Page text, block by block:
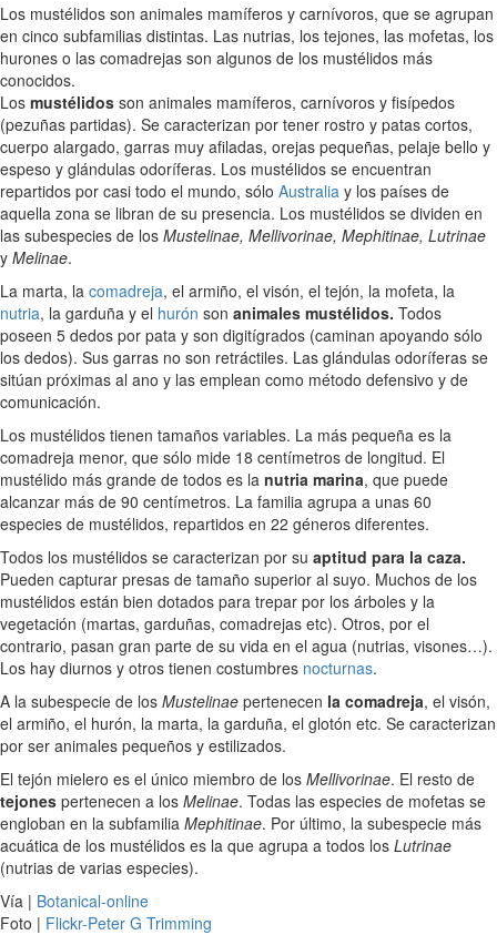
Los mustélidos son animales mamíferos y carnívoros, que se agrupan
en cinco subfamilias distintas. Las nutrias, los tejones, las mofetas, los
hurones o las comadrejas son algunos de los mustélidos más
conocidos.
Los mustélidos son animales mamíferos, carnívoros y fisípedos
(pezuñas partidas). Se caracterizan por tener rostro y patas cortos,
cuerpo alargado, garras muy afiladas, orejas pequeñas, pelaje bello y
espeso y glándulas odoríferas. Los mustélidos se encuentran
repartidos por casi todo el mundo, sólo Australia y los países de
aquella zona se libran de su presencia. Los mustélidos se dividen en
las subespecies de los Mustelinae, Mellivorinae, Mephitinae, Lutrinae
y Melinae.
La marta, la comadreja, el armiño, el visón, el tejón, la mofeta, la
nutria, la garduña y el hurón son animales mustélidos. Todos
poseen 5 dedos por pata y son digitígrados (caminan apoyando sólo
los dedos). Sus garras no son retráctiles. Las glándulas odoríferas se
sitúan próximas al ano y las emplean como método defensivo y de
comunicación.
Los mustélidos tienen tamaños variables. La más pequeña es la
comadreja menor, que sólo mide 18 centímetros de longitud. El
mustélido más grande de todos es la nutria marina, que puede
alcanzar más de 90 centímetros. La familia agrupa a unas 60
especies de mustélidos, repartidos en 22 géneros diferentes.
Todos los mustélidos se caracterizan por su aptitud para la caza.
Pueden capturar presas de tamaño superior al suyo. Muchos de los
mustélidos están bien dotados para trepar por los árboles y la
vegetación (martas, garduñas, comadrejas etc). Otros, por el
contrario, pasan gran parte de su vida en el agua (nutrias, visones…).
Los hay diurnos y otros tienen costumbres nocturnas.
A la subespecie de los Mustelinae pertenecen la comadreja, el visón,
el armiño, el hurón, la marta, la garduña, el glotón etc. Se caracterizan
por ser animales pequeños y estilizados.
El tejón mielero es el único miembro de los Mellivorinae. El resto de
tejones pertenecen a los Melinae. Todas las especies de mofetas se
engloban en la subfamilia Mephitinae. Por último, la subespecie más
acuática de los mustélidos es la que agrupa a todos los Lutrinae
(nutrias de varias especies).
Vía | Botanical-online
Foto | Flickr-Peter G Trimming